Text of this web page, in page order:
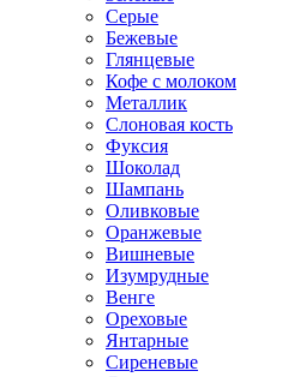
Серые
Бежевые
Глянцевые
Кофе с молоком
Металлик
Слоновая кость
Фуксия
Шоколад
Шампань
Оливковые
Оранжевые
Вишневые
Изумрудные
Венге
Ореховые
Янтарные
Сиреневые